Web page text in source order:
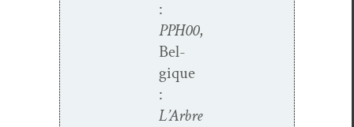
:
PPH00,
Bel­
gique
:
L’Arbre